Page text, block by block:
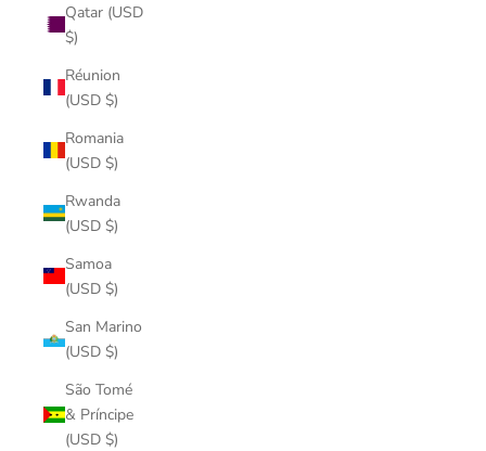
Qatar (USD
$)
Réunion
(USD $)
Romania
(USD $)
Rwanda
(USD $)
Samoa
(USD $)
San Marino
(USD $)
São Tomé
& Príncipe
(USD $)